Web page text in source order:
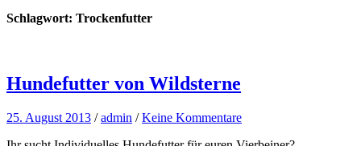
Schlagwort: Trockenfutter
Hundefutter von Wildsterne
25. August 2013 /admin /Keine Kommentare